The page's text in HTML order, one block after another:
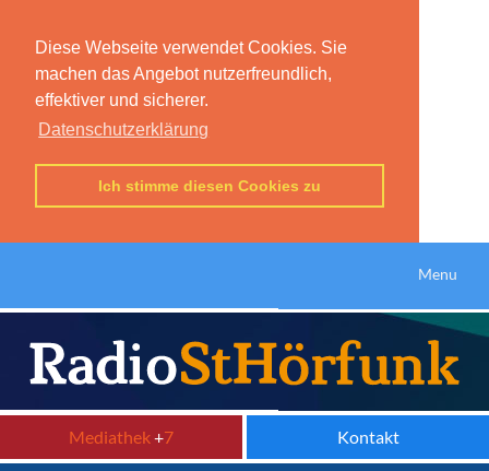
Diese Webseite verwendet Cookies. Sie
machen das Angebot nutzerfreundlich,
effektiver und sicherer.
Datenschutzerklärung
Ich stimme diesen Cookies zu
Menu
Mediathek+7 Kontakt